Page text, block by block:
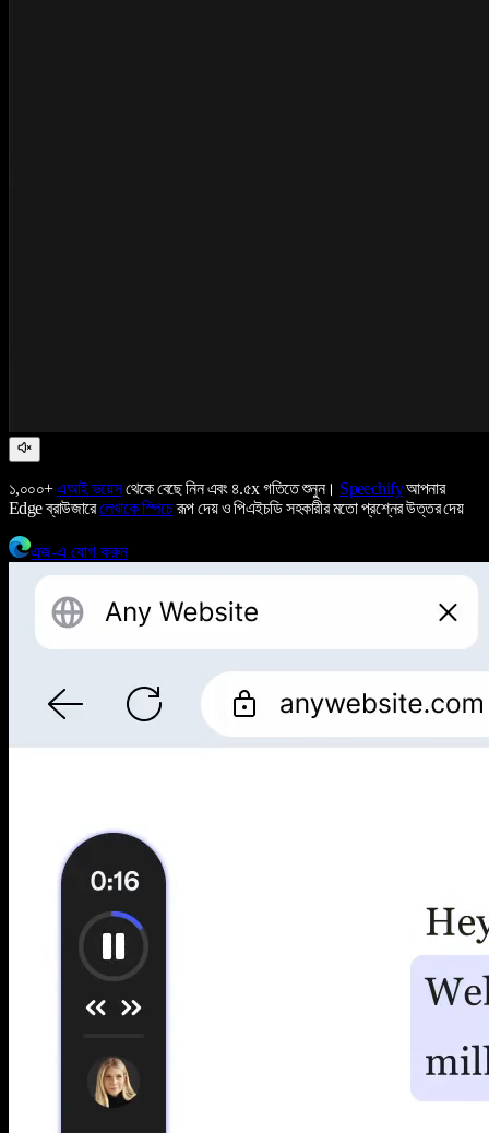
১,০০০+এআই ভয়েসথেকে বেছে নিন এবং ৪.৫x গতিতে শুনুন। Speechifyআপনার
Edge ব্রাউজারেলেখাকে স্পিচেরূপ দেয় ও পিএইচডি সহকারীর মতো প্রশ্নের উত্তর দেয়
এজ-এ যোগ করুন